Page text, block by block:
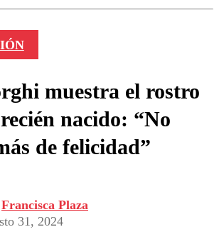
muestra el rostro
nacido: “No
de felicidad”
Francisca Plaza
31, 2024